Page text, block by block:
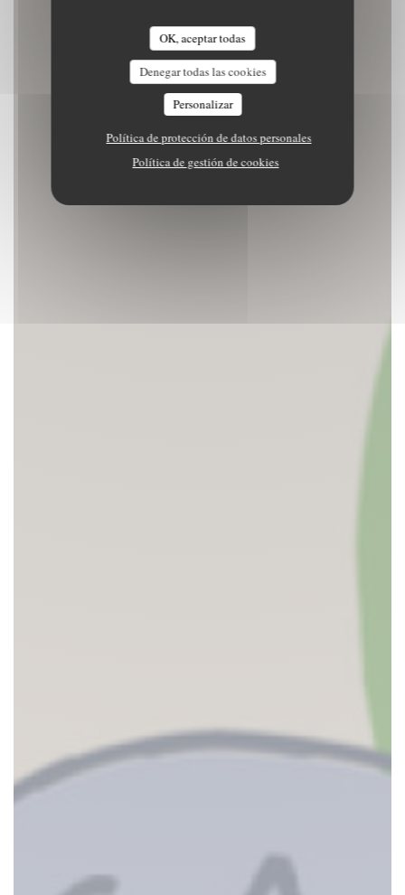
OK, aceptar todas
Denegar todas las cookies
Personalizar
Política de protección de datos personales
Política de gestión de cookies